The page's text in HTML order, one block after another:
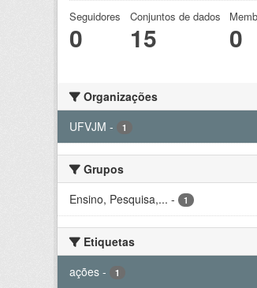
Seguidores
0
Conjuntos de dados
15 0
Organizações
UFVJM - 1
Grupos
Ensino, Pesquisa,... - 1
Etiquetas
ações - 1